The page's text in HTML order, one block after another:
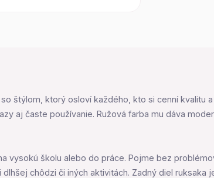
štýlom, ktorý osloví každého, kto si cenní kvalitu
aj časte používanie. Ružová farba mu dáva
vysokú školu alebo do práce. Pojme bez
chôdzi či iných aktivitách. Zadný diel